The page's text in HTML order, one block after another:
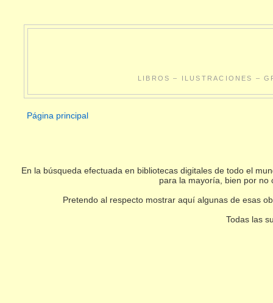
LIBROS – ILUSTRACIONES –
Página principal
En la búsqueda efectuada en bibliotecas digitales de todo el
para la mayoría, bien por no
Pretendo al respecto mostrar aquí algunas de esas
Todas las